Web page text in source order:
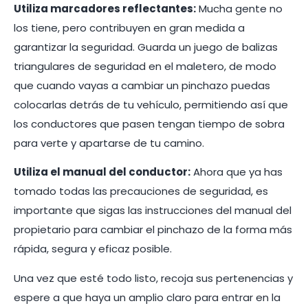
Utiliza marcadores reflectantes:Mucha gente no
los tiene, pero contribuyen en gran medida a
garantizar la seguridad. Guarda un juego de balizas
triangulares de seguridad en el maletero, de modo
que cuando vayas a cambiar un pinchazo puedas
colocarlas detrás de tu vehículo, permitiendo así que
los conductores que pasen tengan tiempo de sobra
para verte y apartarse de tu camino.
Utiliza el manual del conductor:Ahora que ya has
tomado todas las precauciones de seguridad, es
importante que sigas las instrucciones del manual del
propietario para cambiar el pinchazo de la forma más
rápida, segura y eficaz posible.
Una vez que esté todo listo, recoja sus pertenencias y
espere a que haya un amplio claro para entrar en la